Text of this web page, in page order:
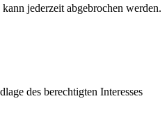
jederzeit abgebrochen werden.
des berechtigten Interesses